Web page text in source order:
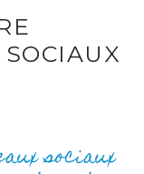
sociaux